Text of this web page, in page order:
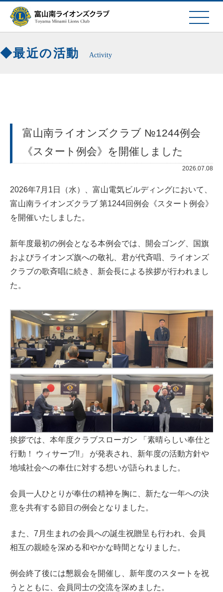
最近の活動 Activity
富山南ライオンズクラブ №1244例会
《スタート例会》を開催しました
2026.07.08
2026年7月1日（水）、富山電気ビルディングにおいて、
富山南ライオンズクラブ 第1244回例会《スタート例会》
を開催いたしました。
新年度最初の例会となる本例会では、開会ゴング、国旗
およびライオンズ旗への敬礼、君が代斉唱、ライオンズ
クラブの歌斉唱に続き、新会長による挨拶が行われまし
た。
挨拶では、本年度クラブスローガン
「素晴らしい奉仕と
行動！ ウィサーブ!!」
が発表され、新年度の活動方針や
地域社会への奉仕に対する想いが語られました。
会員一人ひとりが奉仕の精神を胸に、新たな一年への決
意を共有する節目の例会となりました。
また、7月生まれの会員への誕生祝贈呈も行われ、会員
相互の親睦を深める和やかな時間となりました。
例会終了後には懇親会を開催し、新年度のスタートを祝
うとともに、会員同士の交流を深めました。